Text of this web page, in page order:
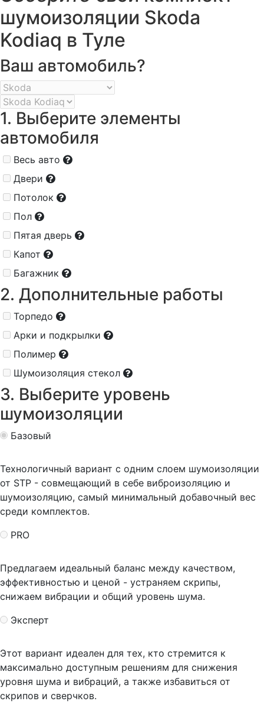
шумоизоляции Skoda
Kodiaq в Туле
Ваш автомобиль?
1. Выберите элементы
автомобиля
Весь авто
Двери
Потолок
Пол
Пятая дверь
Капот
Багажник
2. Дополнительные работы
Торпедо
Арки и подкрылки
Полимер
Шумоизоляция стекол
3. Выберите уровень
шумоизоляции
Базовый
Технологичный вариант с одним слоем шумоизоляции
от STP - совмещающий в себе виброизоляцию и
шумоизоляцию, самый минимальный добавочный вес
среди комплектов.
PRO
Предлагаем идеальный баланс между качеством,
эффективностью и ценой - устраняем скрипы,
снижаем вибрации и общий уровень шума.
Эксперт
Этот вариант идеален для тех, кто стремится к
максимально доступным решениям для снижения
уровня шума и вибраций, а также избавиться от
скрипов и сверчков.